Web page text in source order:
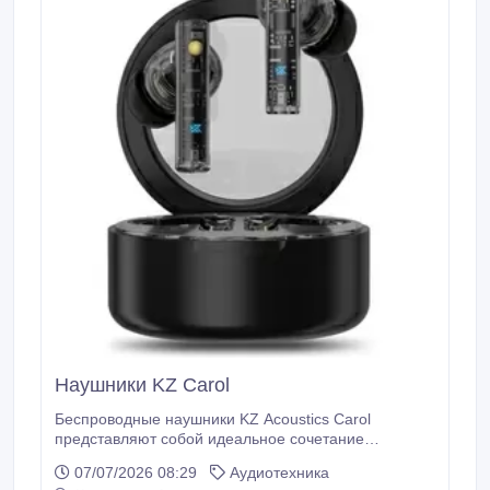
Наушники KZ Carol
Беспроводные наушники KZ Acoustics Carol
представляют собой идеальное сочетание
что делает их отличным выбором для аудиофилов и
07/07/2026 08:29
Аудиотехника